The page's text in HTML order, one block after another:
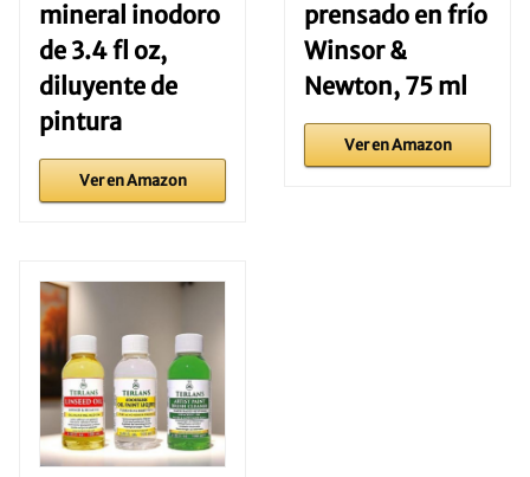
mineral inodoro
de 3.4 fl oz,
diluyente de
pintura
Ver en Amazon
prensado en frío
Winsor &
Newton, 75 ml
Ver en Amazon